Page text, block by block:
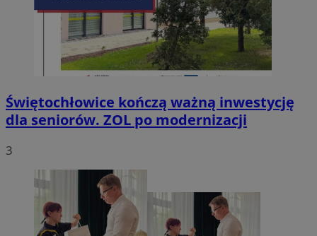
Świętochłowice kończą ważną inwestycję
dla seniorów. ZOL po modernizacji
3